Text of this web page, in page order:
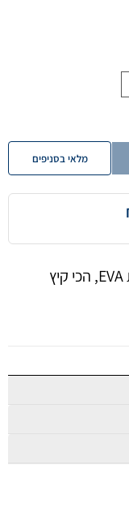
מלאי בסניפים
כפכפי אצבע טבעוניות, קלילות עשויות EVA, הכי קיץ